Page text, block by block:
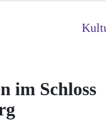
im Schloss